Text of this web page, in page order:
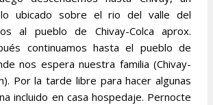
ubicado sobre el rio del valle del
al pueblo de Chivay-Colca aprox.
continuamos hasta el pueblo de
nos espera nuestra familia (Chivay-
Por la tarde libre para hacer algunas
incluido en casa hospedaje. Pernocte